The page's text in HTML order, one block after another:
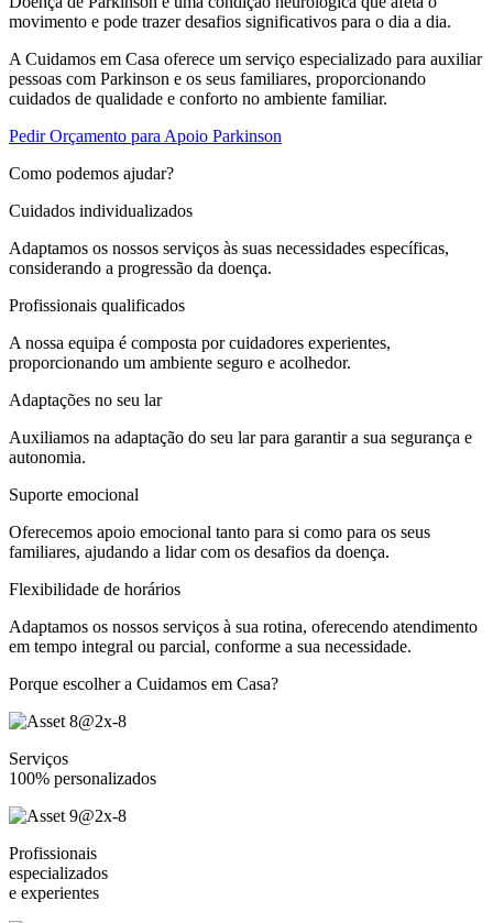
movimento e pode trazer desafios significativos para o dia a dia.
A Cuidamos em Casa oferece um serviço especializado para auxiliar
pessoas com Parkinson e os seus familiares, proporcionando
cuidados de qualidade e conforto no ambiente familiar.
Pedir Orçamento para Apoio Parkinson
Como podemos ajudar?
Cuidados individualizados
Adaptamos os nossos serviços às suas necessidades específicas,
considerando a progressão da doença.
Profissionais qualificados
A nossa equipa é composta por cuidadores experientes,
proporcionando um ambiente seguro e acolhedor.
Adaptações no seu lar
Auxiliamos na adaptação do seu lar para garantir a sua segurança e
autonomia.
Suporte emocional
Oferecemos apoio emocional tanto para si como para os seus
familiares, ajudando a lidar com os desafios da doença.
Flexibilidade de horários
Adaptamos os nossos serviços à sua rotina, oferecendo atendimento
em tempo integral ou parcial, conforme a sua necessidade.
Porque escolher a Cuidamos em Casa?
Serviços
100% personalizados
Profissionais
especializados
e experientes